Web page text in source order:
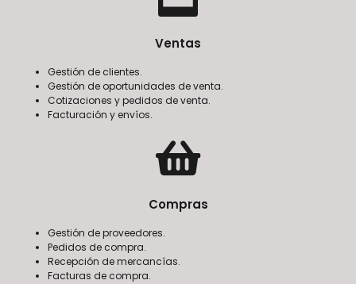
Ventas
Gestión de clientes.
Gestión de oportunidades de venta.
Cotizaciones y pedidos de venta.
Facturación y envíos.
Compras
Gestión de proveedores.
Pedidos de compra.
Recepción de mercancías.
Facturas de compra.